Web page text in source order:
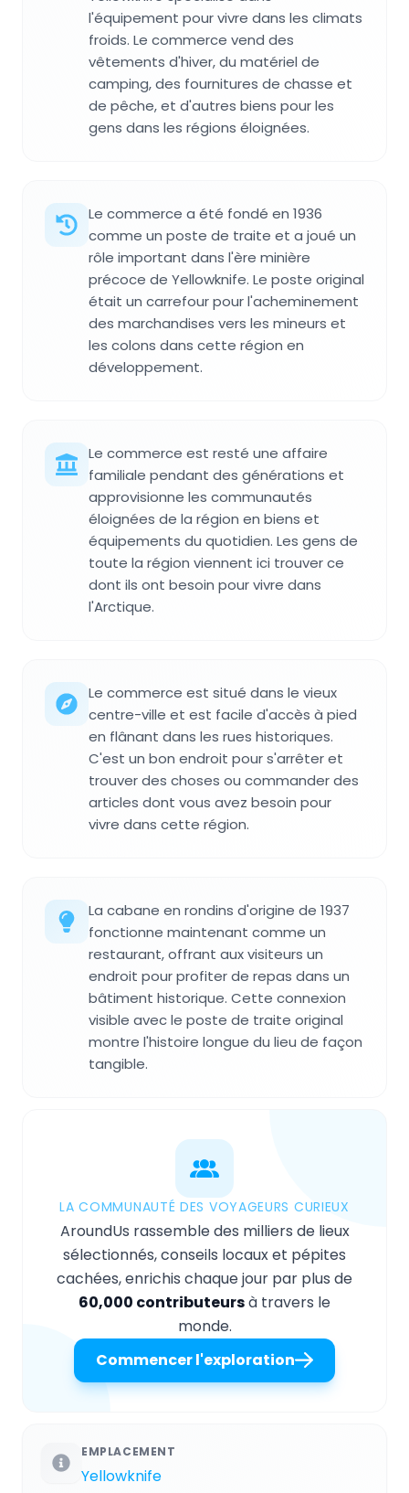
l'équipement pour vivre dans les climats
froids. Le commerce vend des
vêtements d'hiver, du matériel de
camping, des fournitures de chasse et
de pêche, et d'autres biens pour les
gens dans les régions éloignées.
Le commerce a été fondé en 1936
comme un poste de traite et a joué un
rôle important dans l'ère minière
précoce de Yellowknife. Le poste original
était un carrefour pour l'acheminement
des marchandises vers les mineurs et
les colons dans cette région en
développement.
Le commerce est resté une affaire
familiale pendant des générations et
approvisionne les communautés
éloignées de la région en biens et
équipements du quotidien. Les gens de
toute la région viennent ici trouver ce
dont ils ont besoin pour vivre dans
l'Arctique.
Le commerce est situé dans le vieux
centre-ville et est facile d'accès à pied
en flânant dans les rues historiques.
C'est un bon endroit pour s'arrêter et
trouver des choses ou commander des
articles dont vous avez besoin pour
vivre dans cette région.
La cabane en rondins d'origine de 1937
fonctionne maintenant comme un
restaurant, offrant aux visiteurs un
endroit pour profiter de repas dans un
bâtiment historique. Cette connexion
visible avec le poste de traite original
montre l'histoire longue du lieu de façon
tangible.
LA COMMUNAUTÉ DES VOYAGEURS CURIEUX
AroundUs rassemble des milliers de lieux
sélectionnés, conseils locaux et pépites
cachées, enrichis chaque jour par plus de
60,000 contributeursà travers le
monde.
Commencer l'exploration
EMPLACEMENT
Yellowknife